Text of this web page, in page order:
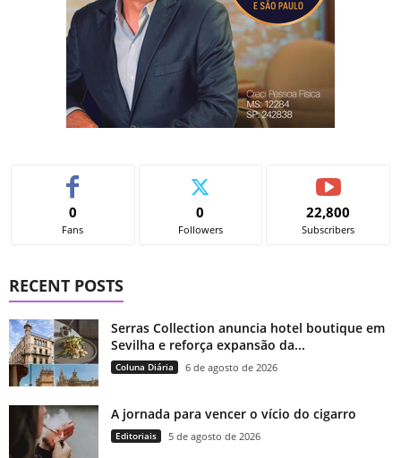
0
Fans
0
Followers
22,800
Subscribers
RECENT POSTS
Serras Collection anuncia hotel boutique em
Sevilha e reforça expansão da...
Coluna Diária 6 de agosto de 2026
A jornada para vencer o vício do cigarro
Editoriais 5 de agosto de 2026